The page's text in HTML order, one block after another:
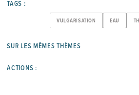
TAGS :
VULGARISATION EAU
SUR LES MÊMES THÈMES
ACTIONS :